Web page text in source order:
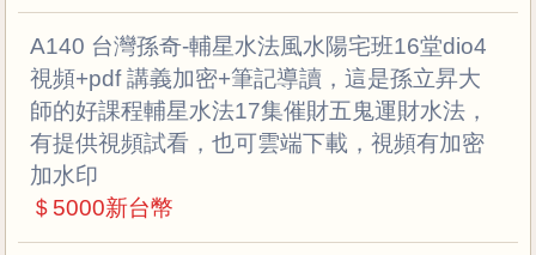
A140 台灣孫奇-輔星水法風水陽宅班16堂dio4
視頻+pdf 講義加密+筆記導讀，這是孫立昇大
師的好課程輔星水法17集催財五鬼運財水法，
有提供視頻試看，也可雲端下載，視頻有加密
加水印
＄5000新台幣